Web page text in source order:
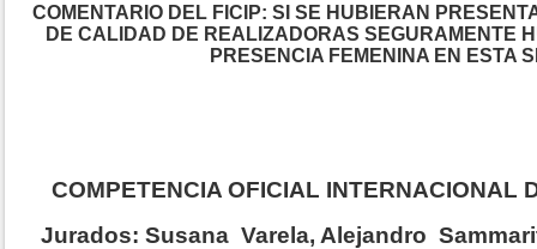
COMENTARIO DEL FICIP: SI SE HUBIERAN
DE CALIDAD DE REALIZADORAS SEGURAMENTE
PRESENCIA FEMENINA EN ESTA
COMPETENCIA OFICIAL INTERNACIONAL
Jurados: Susana Varela, Alejandro